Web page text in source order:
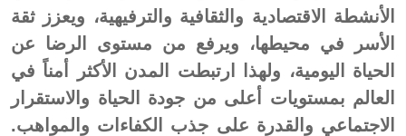
الأنشطة الاقتصادية والثقافية والترفيهية، ويعزز ثقة
الأسر في محيطها، ويرفع من مستوى الرضا عن
الحياة اليومية، ولهذا ارتبطت المدن الأكثر أمناً في
العالم بمستويات أعلى من جودة الحياة والاستقرار
الاجتماعي والقدرة على جذب الكفاءات والمواهب.